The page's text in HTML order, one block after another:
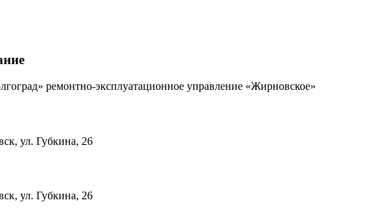
ремонтно-эксплуатационное управление «Жирновское»
ул. Губкина, 26
ул. Губкина, 26